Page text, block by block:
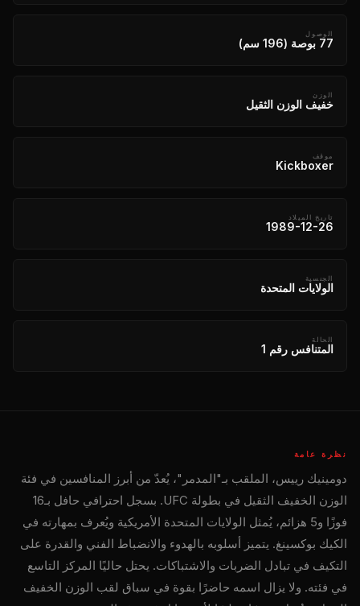
الوصول
77 بوصة (196 سم)
الوزن
خفيف الوزن الثقيل
موقف
Kickboxer
تاريخ الميلاد
1989-12-26
الجنسية
الولايات المتحدة
الحالة
المتنافس رقم 1
نظرة عامة
دومينيك رييس، الملقب بـ"المدمر"، يُعدّ من أبرز المنافسين في فئة
الوزن الخفيف الثقيل في بطولة UFC. بسجل احترافي حافل بـ16
فوزًا و5 هزائم، يُمثل الولايات المتحدة الأمريكية ويُعرف بمهارته في
الكيك بوكسينغ. يتميز أسلوبه بالهدوء والانضباط الفني والقدرة على
التكيف في تبادل الضربات والاشتباكات. يحتل حاليًا المركز التاسع
في فئته. ولا يزال اسمه حاضرًا بقوة في سباق لقب الوزن الخفيف